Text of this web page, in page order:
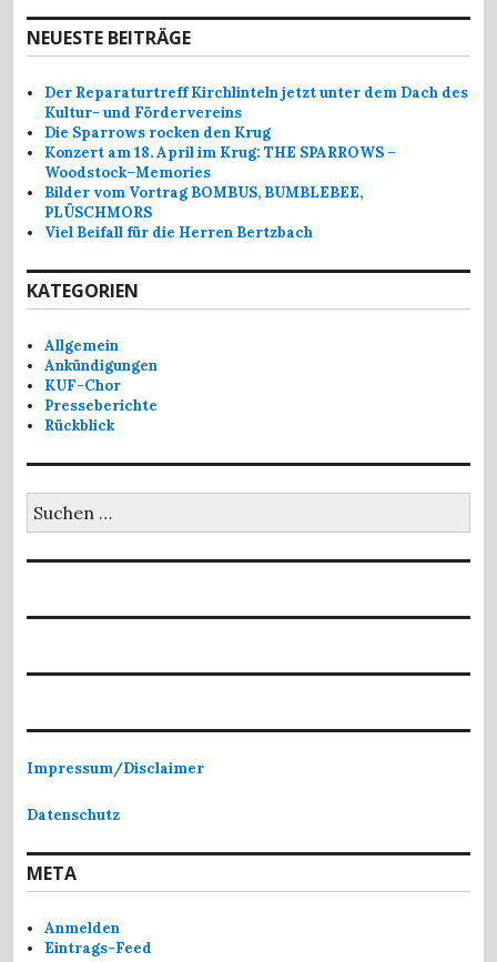
NEUESTE BEITRÄGE
Der Reparaturtreff Kirchlinteln jetzt unter dem Dach des
Kultur- und Fördervereins
Die Sparrows rocken den Krug
Konzert am 18. April im Krug: THE SPARROWS –
Woodstock–Memories
Bilder vom Vortrag BOMBUS, BUMBLEBEE,
PLÜSCHMORS
Viel Beifall für die Herren Bertzbach
KATEGORIEN
Allgemein
Ankündigungen
KUF-Chor
Presseberichte
Rückblick
nach:
Impressum/Disclaimer
Datenschutz
META
Anmelden
Eintrags-Feed